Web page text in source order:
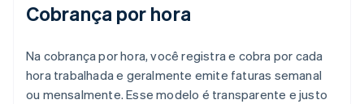
Cobrança por hora
Na cobrança por hora, você registra e cobra por cada
hora trabalhada e geralmente emite faturas semanal
ou mensalmente. Esse modelo é transparente e justo